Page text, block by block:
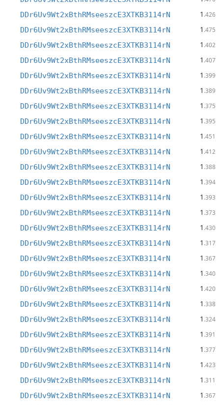
DDr6Uv9Wt2xBthRMseeszcE3XTKB3114rN 1 .426
DDr6Uv9Wt2xBthRMseeszcE3XTKB3114rN 1 .475
DDr6Uv9Wt2xBthRMseeszcE3XTKB3114rN 1 .402
DDr6Uv9Wt2xBthRMseeszcE3XTKB3114rN 1 .407
DDr6Uv9Wt2xBthRMseeszcE3XTKB3114rN 1 .399
DDr6Uv9Wt2xBthRMseeszcE3XTKB3114rN 1 .389
DDr6Uv9Wt2xBthRMseeszcE3XTKB3114rN 1 .375
DDr6Uv9Wt2xBthRMseeszcE3XTKB3114rN 1 .395
DDr6Uv9Wt2xBthRMseeszcE3XTKB3114rN 1 .451
DDr6Uv9Wt2xBthRMseeszcE3XTKB3114rN 1 .412
DDr6Uv9Wt2xBthRMseeszcE3XTKB3114rN 1 .388
DDr6Uv9Wt2xBthRMseeszcE3XTKB3114rN 1 .394
DDr6Uv9Wt2xBthRMseeszcE3XTKB3114rN 1 .393
DDr6Uv9Wt2xBthRMseeszcE3XTKB3114rN 1 .373
DDr6Uv9Wt2xBthRMseeszcE3XTKB3114rN 1 .430
DDr6Uv9Wt2xBthRMseeszcE3XTKB3114rN 1 .317
DDr6Uv9Wt2xBthRMseeszcE3XTKB3114rN 1 .367
DDr6Uv9Wt2xBthRMseeszcE3XTKB3114rN 1 .340
DDr6Uv9Wt2xBthRMseeszcE3XTKB3114rN 1 .420
DDr6Uv9Wt2xBthRMseeszcE3XTKB3114rN 1 .338
DDr6Uv9Wt2xBthRMseeszcE3XTKB3114rN 1 .324
DDr6Uv9Wt2xBthRMseeszcE3XTKB3114rN 1 .391
DDr6Uv9Wt2xBthRMseeszcE3XTKB3114rN 1 .377
DDr6Uv9Wt2xBthRMseeszcE3XTKB3114rN 1 .423
DDr6Uv9Wt2xBthRMseeszcE3XTKB3114rN 1 .311
DDr6Uv9Wt2xBthRMseeszcE3XTKB3114rN 1 .367